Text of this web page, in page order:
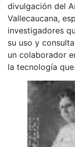
divulgación del
Vallecaucana,
investigadores
su uso y
un colaborador
la tecnología